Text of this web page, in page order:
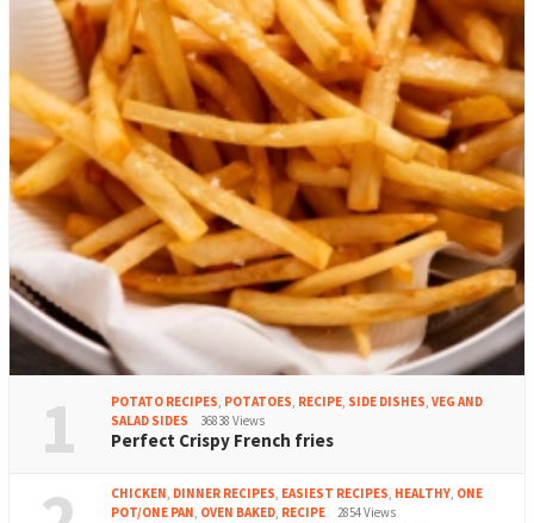
1 POTATO RECIPES POTATOES RECIPE SIDE DISHES VEG AND
SALAD SIDES
36838 Views
Perfect Crispy French fries
CHICKEN DINNER RECIPES EASIEST RECIPES HEALTHY ONE
POT/ONE PAN OVEN BAKED RECIPE 2854 Views